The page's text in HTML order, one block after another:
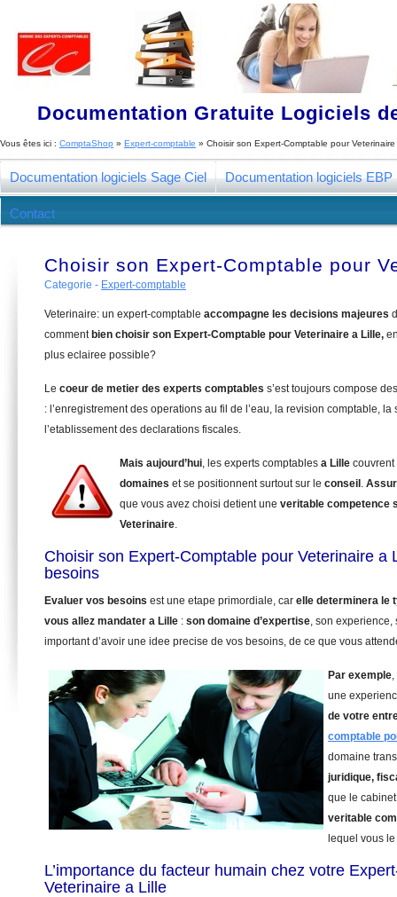
Documentation Gratuite Logiciels
Vous êtes ici : ComptaShop » Expert-comptable » Choisir son Expert-Comptable pour
Documentation logiciels Sage Ciel Documentation logiciels EBP
Contact
Choisir son Expert-Comptable pour
Categorie - Expert-comptable
Veterinaire: un expert-comptable accompagne les decisions majeures
comment bien choisir son Expert-Comptable pour Veterinaire a Lille,
plus eclairee possible?
Le coeur de metier des experts comptables s’est toujours compose
: l’enregistrement des operations au fil de l’eau, la revision comptable, la
l’etablissement des declarations fiscales.
Mais aujourd’hui, les experts comptables a Lille
domaines et se positionnent surtout sur le conseil .
que vous avez choisi detient une veritable competence
Veterinaire.
Choisir son Expert-Comptable pour Veterinaire a
besoins
Evaluer vos besoins est une etape primordiale, car elle determinera le
vous allez mandater a Lille : son domaine d’expertise, son
important d’avoir une idee precise de vos besoins, de ce que vous
Par exemple
une
de votre
comptable
domaine
juridique,
que le
veritable
lequel vous
L’importance du facteur humain chez votre
Veterinaire a Lille